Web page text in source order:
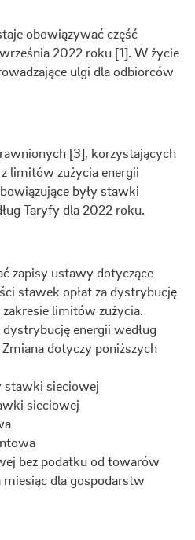
obowiązywać część
2022 roku [1]. W życie
ulgi dla odbiorców
[3], korzystających
limitów zużycia energii
były stawki
Taryfy dla 2022 roku.
zapisy ustawy dotyczące
stawek opłat za dystrybucję
limitów zużycia.
energii według
dotyczy poniższych
stawki sieciowej
sieciowej
bez podatku od towarów
miesiąc dla gospodarstw